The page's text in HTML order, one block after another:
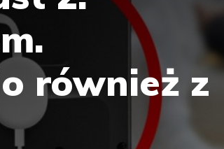
również z